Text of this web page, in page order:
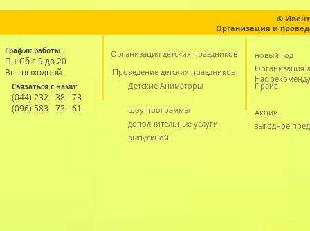
©
Организация и
График работы:
Пн-Сб с 9 до 20
Вс - выходной
Организация детских праздников
новый Год
Проведение детских праздников
выгодное
Связаться с нами:
(044) 232 - 38 - 73
(096) 583 - 73 - 61
Детские Аниматоры
шоу программы
дополнительные услуги
Организация
Нас
Прайс
Акции
выпускной